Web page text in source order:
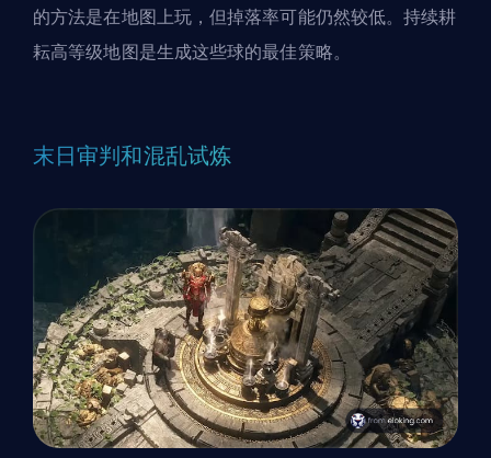
的方法是在地图上玩，但掉落率可能仍然较低。持续耕
耘高等级地图是生成这些球的最佳策略。
末日审判和混乱试炼